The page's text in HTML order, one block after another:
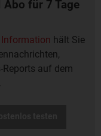
Abo für 7 Tage
hält Sie
auf dem